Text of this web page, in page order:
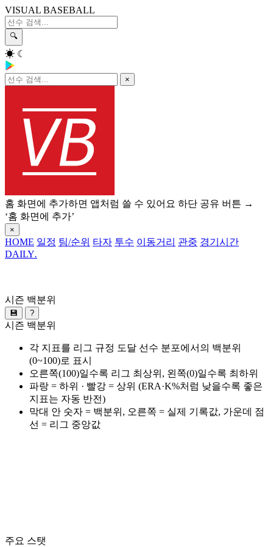
VISUAL BASEBALL
🔍
☀ ☾
×
홈 화면에 추가하면 앱처럼 쓸 수 있어요 하단 공유 버튼 →
‘홈 화면에 추가’
×
HOME 일정 팀/순위 타자 투수 이동거리 관중 경기시간
DAILY.
시즌 백분위
💾 ?
시즌 백분위
각 지표를 리그 규정 도달 선수 분포에서의 백분위
(0~100)로 표시
오른쪽(100)일수록 리그 최상위, 왼쪽(0)일수록 최하위
파랑 = 하위 · 빨강 = 상위 (ERA·K%처럼 낮을수록 좋은
지표는 자동 반전)
막대 안 숫자 = 백분위, 오른쪽 = 실제 기록값, 가운데 점
선 = 리그 중앙값
주요 스탯